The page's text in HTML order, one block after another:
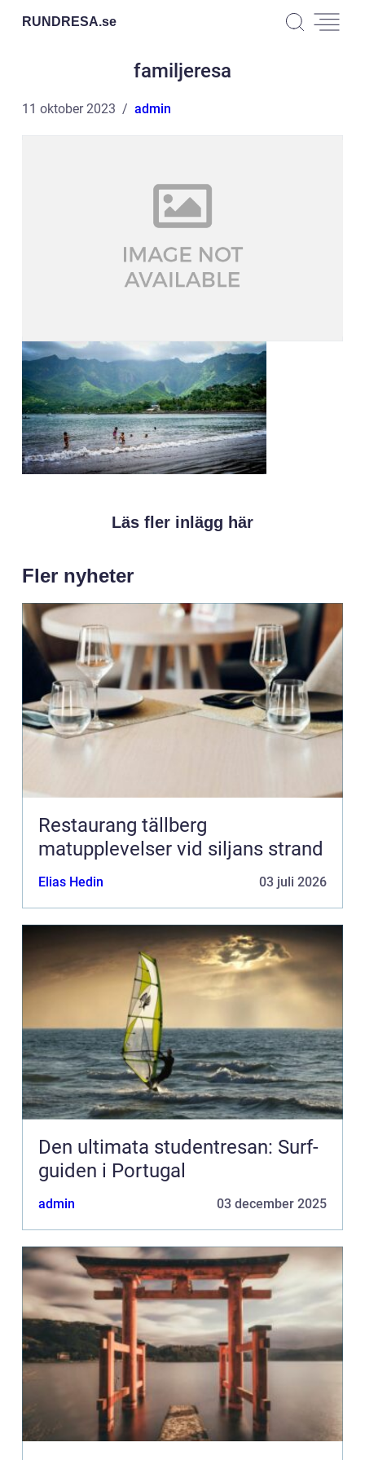
RUNDRESA.se
familjeresa
11 oktober 2023 admin
Läs fler inlägg här
Fler nyheter
Restaurang tällberg
matupplevelser vid siljans strand
Elias Hedin 03 juli 2026
Den ultimata studentresan: Surf-
guiden i Portugal
admin 03 december 2025